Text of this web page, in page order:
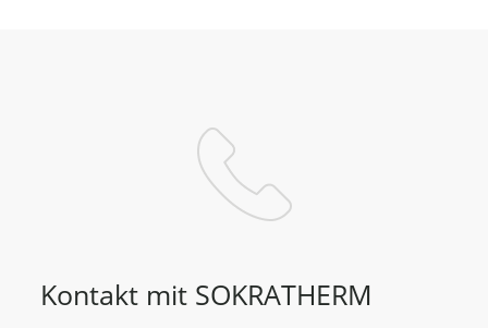
Kontakt mit SOKRATHERM